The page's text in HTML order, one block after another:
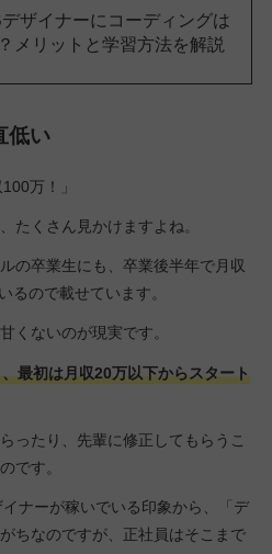
ザイナーにコーディングは
メリットと学習方法を解説
低い
万！」
たくさん見かけますよね。
の卒業生にも、卒業後半年で月収
るので載せています。
くないのが現実です。
最初は月収20万以下からスタート
ったり、先輩に修正してもらうこ
です。
ナーが稼いでいる印象から、「デ
ちなのですが、正社員はそこまで